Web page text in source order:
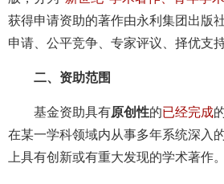
获得申请资助的著作由永利集团出版
申请、公平竞争、专家评议、择优支
二、资助范围
基金资助具有原创性的已经完成
在某一学科领域内从事多年系统深入
上具有创新或有重大发现的学术著作。